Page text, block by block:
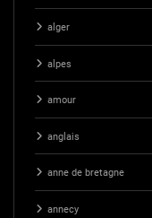
alger
alpes
amour
anglais
anne de bretagne
annecy